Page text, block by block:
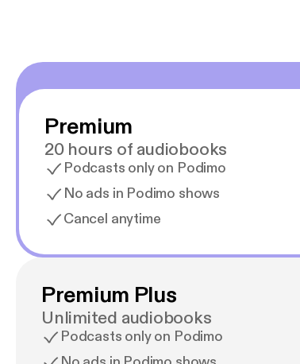
Premium
20 hours of audiobooks
Podcasts only on Podimo
No ads in Podimo shows
Cancel anytime
Premium Plus
Unlimited audiobooks
Podcasts only on Podimo